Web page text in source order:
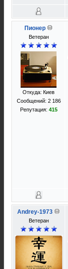
Пионер
Ветеран
Откуда: Киев
Сообщений: 2 186
Репутация: 415
Andrey-1973
Ветеран